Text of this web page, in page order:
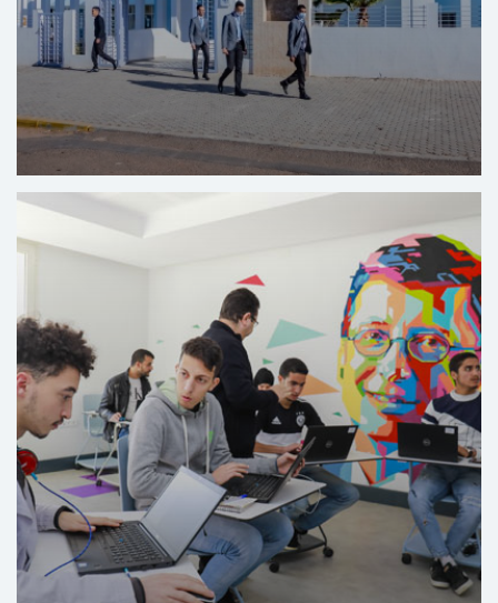
Centre de formation dans les métiers de
l’hôtellerie et du tourisme d’El Hank – Casablanca